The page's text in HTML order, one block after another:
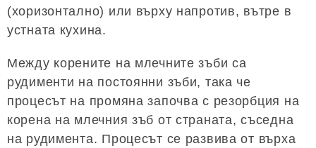
(хоризонтално) или върху напротив, вътре в
устната кухина.
Между корените на млечните зъби са
рудименти на постоянни зъби, така че
процесът на промяна започва с резорбция на
корена на млечния зъб от страната, съседна
на рудимента. Процесът се развива от върха